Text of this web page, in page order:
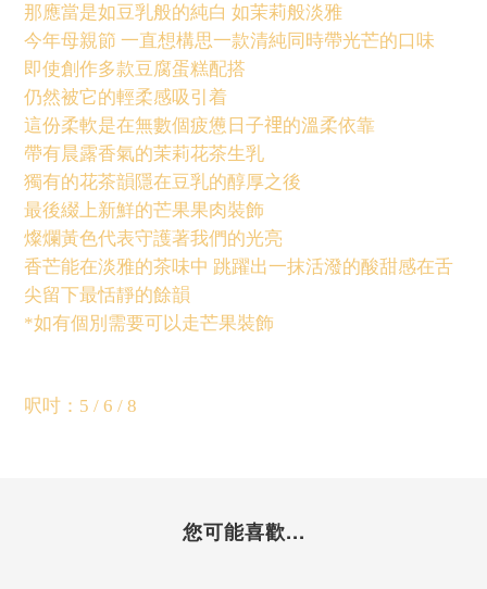
那應當是如豆乳般的純白 如茉莉般淡雅
今年母親節 一直想構思一款清純同時帶光芒的口味
即使創作多款豆腐蛋糕配搭
仍然被它的輕柔感吸引着
這份柔軟是在無數個疲憊日子𥚃的溫柔依靠
帶有晨露香氣的茉莉花茶生乳
獨有的花茶韻隱在豆乳的醇厚之後
最後綴上新鮮的芒果果肉裝飾
燦爛黃色代表守護著我們的光亮
香芒能在淡雅的茶味中 跳躍出一抹活潑的酸甜感在舌
尖留下最恬靜的餘韻
*如有個別需要可以走芒果裝飾
呎吋：5 / 6 / 8
您可能喜歡...